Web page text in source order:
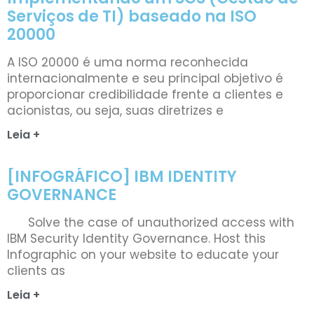
Serviços de TI) baseado na ISO
20000
A ISO 20000 é uma norma reconhecida
internacionalmente e seu principal objetivo é
proporcionar credibilidade frente a clientes e
acionistas, ou seja, suas diretrizes e
Leia +
[INFOGRÁFICO] IBM IDENTITY
GOVERNANCE
Solve the case of unauthorized access with
IBM Security Identity Governance. Host this
Infographic on your website to educate your
clients as
Leia +